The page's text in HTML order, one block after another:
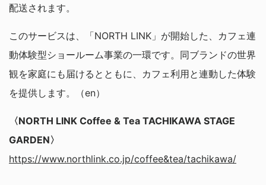
配送されます。
このサービスは、「NORTH LINK」が開始した、カフェ連
動体験型ショールーム事業の一環です。同ブランドの世界
観を家庭にも届けるとともに、カフェ利用と連動した体験
を提供します。（en）
〈NORTH LINK Coffee & Tea TACHIKAWA STAGE
GARDEN〉
https://www.northlink.co.jp/coffee&tea/tachikawa/